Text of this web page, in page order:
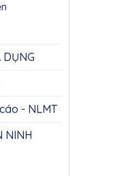
DỤNG
- NLMT
NINH